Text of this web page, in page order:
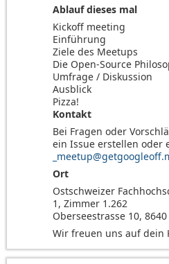
Ablauf dieses mal
Kickoff meeting
Einführung
Ziele des Meetups
Die Open-Source
Umfrage / Diskussion
Ausblick
Kontakt
Bei Fragen oder
ein Issue erstellen oder
Ort
Ostschweizer
1, Zimmer 1.262
Oberseestrasse 10,
Wir freuen uns auf dein